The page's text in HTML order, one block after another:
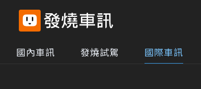
國內車訊 發燒試駕 國際車訊